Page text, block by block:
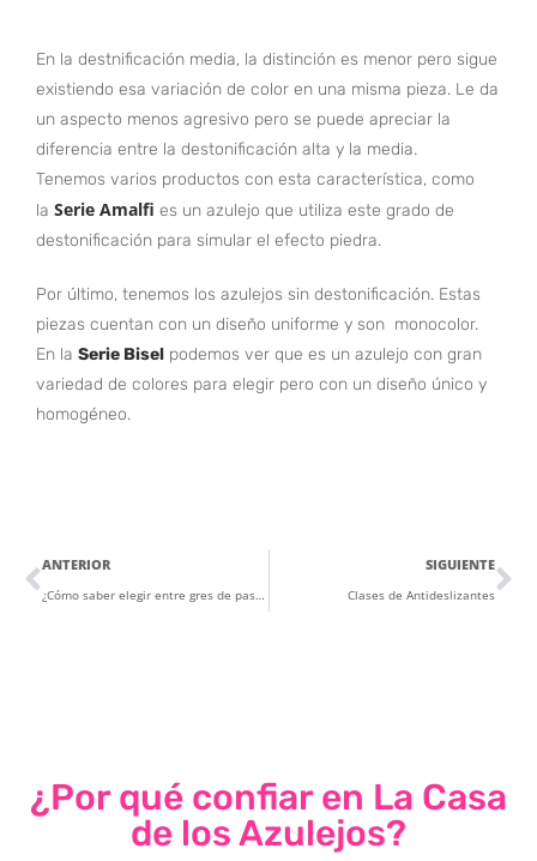
En la destnificación media, la distinción es menor pero sigue
existiendo esa variación de color en una misma pieza. Le da
un aspecto menos agresivo pero se puede apreciar la
diferencia entre la destonificación alta y la media.
Tenemos varios productos con esta característica, como
la Serie Amalfi es un azulejo que utiliza este grado de
destonificación para simular el efecto piedra.
Por último, tenemos los azulejos sin destonificación. Estas
piezas cuentan con un diseño uniforme y son monocolor.
En la Serie Bisel podemos ver que es un azulejo con gran
variedad de colores para elegir pero con un diseño único y
homogéneo.
ANTERIOR
¿Cómo saber elegir entre gres de pasta blanca, de pasta roja o gres porcelánico?
SIGUIENTE
Clases de Antideslizantes
¿Por qué confiar en La Casa
de los Azulejos?